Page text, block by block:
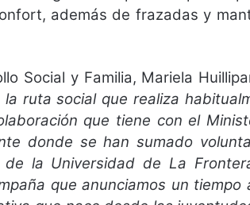
además de frazadas y
Social y Familia, Mariela
ruta social que realiza
que tiene con el
donde se han sumado
la Universidad de La
que anunciamos un tiempo